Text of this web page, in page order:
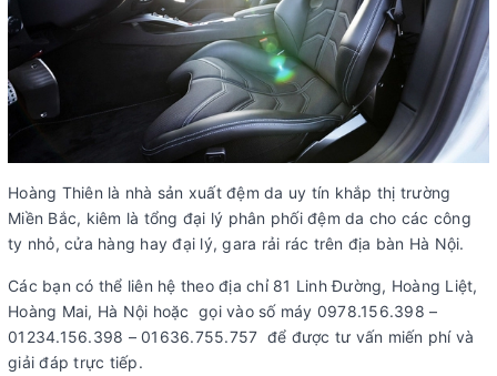
Hoàng Thiên là nhà sản xuất đệm da uy tín khắp thị trường
Miền Bắc, kiêm là tổng đại lý phân phối đệm da cho các công
ty nhỏ, cửa hàng hay đại lý, gara rải rác trên địa bàn Hà Nội.
Các bạn có thể liên hệ theo địa chỉ 81 Linh Đường, Hoàng Liệt,
Hoàng Mai, Hà Nội hoặc gọi vào số máy 0978.156.398 –
01234.156.398 – 01636.755.757 để được tư vấn miến phí và
giải đáp trực tiếp.